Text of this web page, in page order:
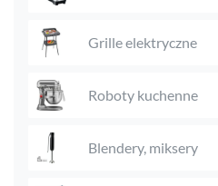
Grille elektryczne
Roboty kuchenne
Blendery, miksery